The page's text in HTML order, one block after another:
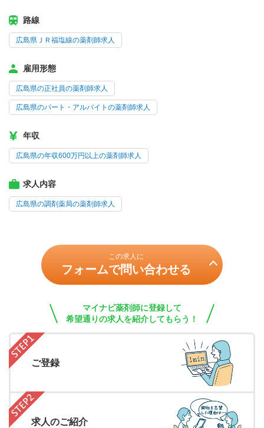
路線
広島県ＪＲ福塩線の薬剤師求人
雇用形態
広島県の正社員の薬剤師求人
広島県のパート・アルバイトの薬剤師求人
年収
広島県の年収600万円以上の薬剤師求人
求人内容
広島県の調剤薬局の薬剤師求人
この求人に
フォームで問い合わせる
マイナビ薬剤師に登録して
希望通りの求人を紹介してもらう！
ご登録
求人のご紹介